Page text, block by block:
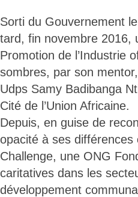
Sorti du Gouvernement
tard, fin novembre 2016,
Promotion de l’Industrie
sombres, par son
Udps Samy Badibanga
Cité de l’Union Africaine.
Depuis, en guise de
opacité à ses
Challenge, une ONG
caritatives dans les
développement